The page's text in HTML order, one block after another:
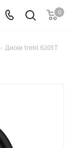
0
- Диски trebl 6205T